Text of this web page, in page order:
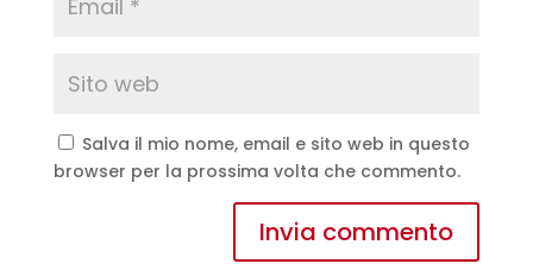
Salva il mio nome, email e sito web in questo
browser per la prossima volta che commento.